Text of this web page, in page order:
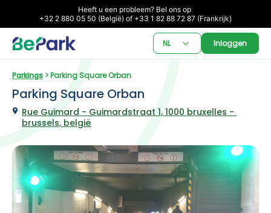
Heeft u een probleem? Bel ons op
+32 2 880 05 50 (België) of +33 1 82 88 72 87 (Frankrijk)
NL Inloggen
Parkings > Parking Square Orban
Parking Square Orban
Rue Guimard - Guimardstraat 1, 1000 bruxelles -
brussels, belgië